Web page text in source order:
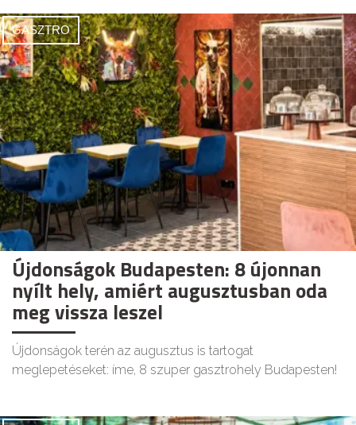
GASZTRO
Újdonságok Budapesten: 8 újonnan
nyílt hely, amiért augusztusban oda
meg vissza leszel
Újdonságok terén az augusztus is tartogat
meglepetéseket: íme, 8 szuper gasztrohely Budapesten!